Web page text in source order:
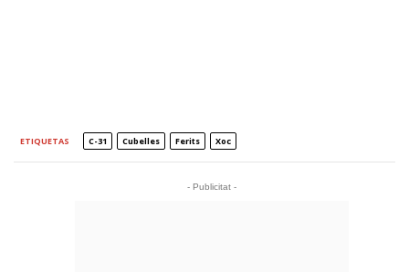
ETIQUETAS C-31 Cubelles Ferits Xoc
- Publicitat -